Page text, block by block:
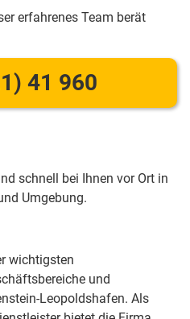
erfahrenes Team berät
41 960
schnell bei Ihnen vor Ort in
Umgebung.
wichtigsten
und
Leopoldshafen. Als